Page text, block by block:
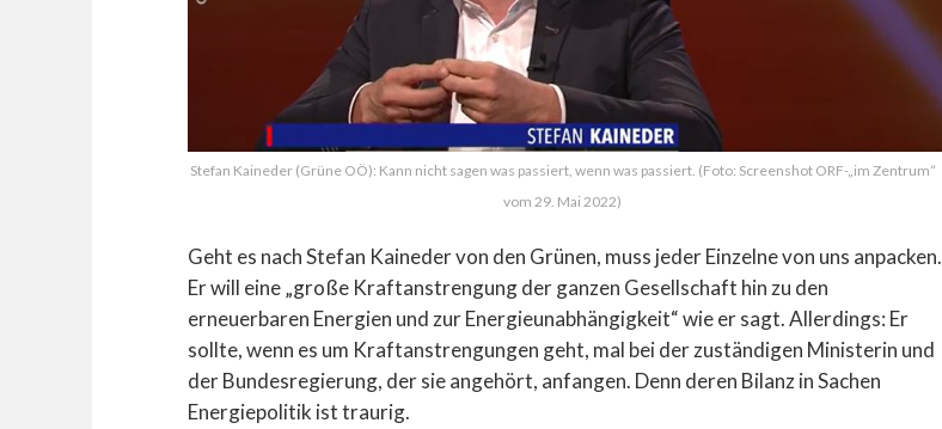
Stefan Kaineder (Grüne OÖ): Kann nicht sagen was passiert, wenn was passiert. (Foto: Screenshot ORF-„im Zentrum“
vom 29. Mai 2022)
Geht es nach Stefan Kaineder von den Grünen, muss jeder Einzelne von uns anpacken.
Er will eine „große Kraftanstrengung der ganzen Gesellschaft hin zu den
erneuerbaren Energien und zur Energieunabhängigkeit“ wie er sagt. Allerdings: Er
sollte, wenn es um Kraftanstrengungen geht, mal bei der zuständigen Ministerin und
der Bundesregierung, der sie angehört, anfangen. Denn deren Bilanz in Sachen
Energiepolitik ist traurig.